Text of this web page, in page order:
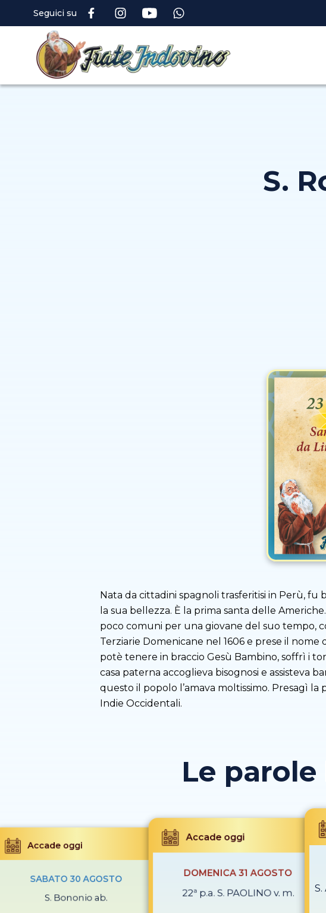
Seguici su
S.
Nata da cittadini spagnoli trasferitisi in Perù, fu
la sua bellezza. È la prima santa delle
poco comuni per una giovane del suo tempo,
Terziarie Domenicane nel 1606 e prese il nome
potè tenere in braccio Gesù Bambino, soffrì i
casa paterna accoglieva bisognosi e assisteva
questo il popolo l’amava moltissimo. Presagì
Indie Occidentali.
Le
Accade oggi
SABATO 30 AGOSTO
S. Bononio ab.
Accade oggi
DOMENICA 31 AGOSTO
22ª p.a. S. PAOLINO v. m.